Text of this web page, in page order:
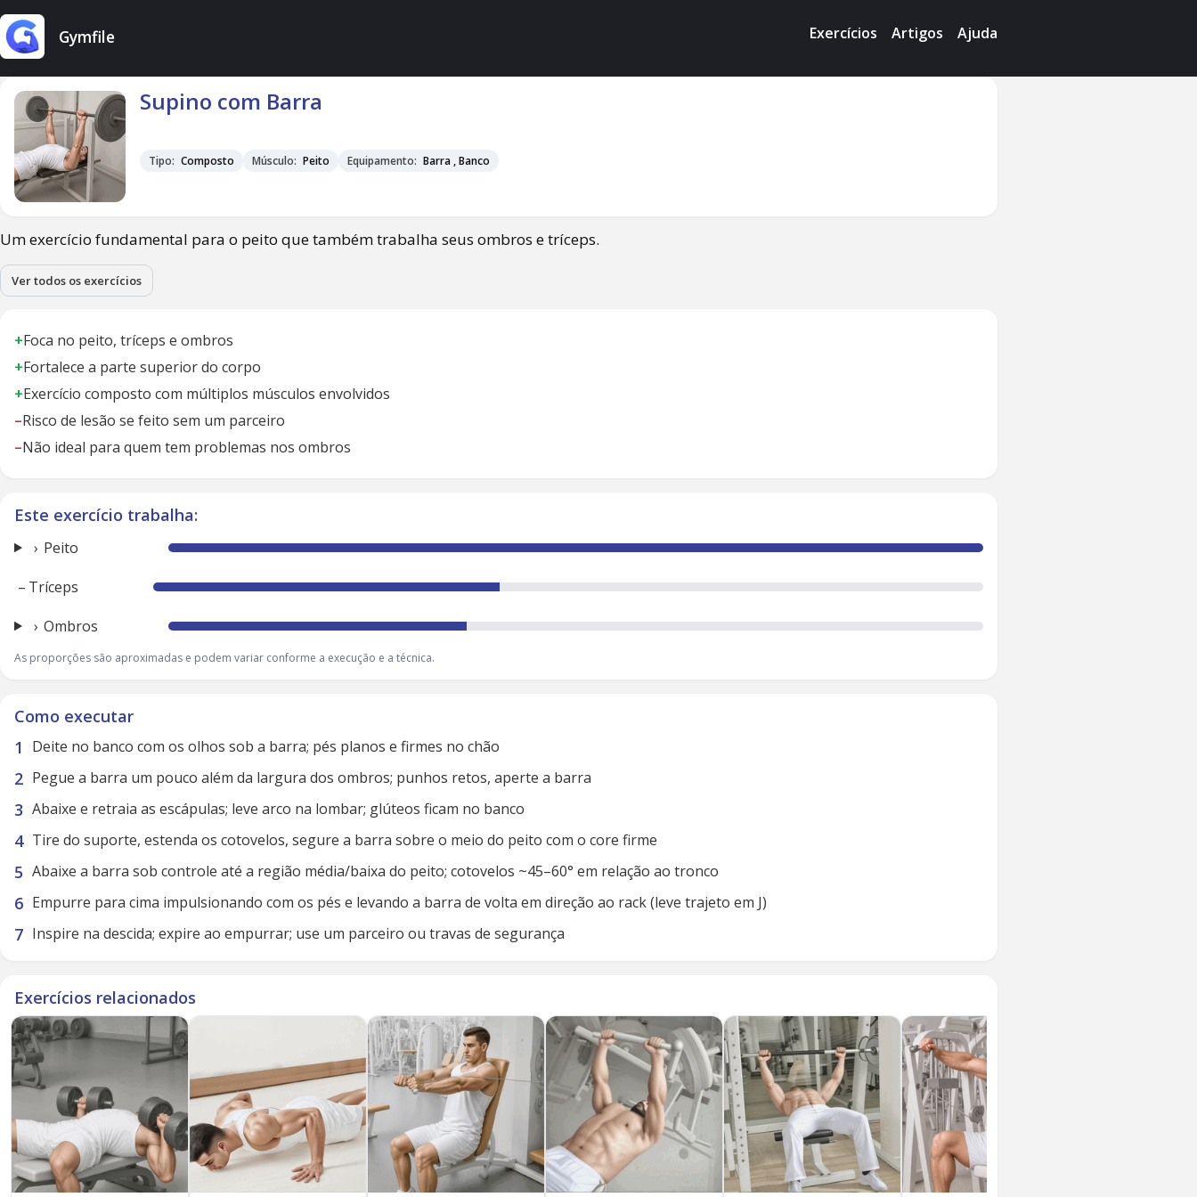
Gymfile Exercícios Artigos Ajuda
Supino com Barra
Tipo: Composto Músculo: Peito Equipamento: Barra , Banco
Um exercício fundamental para o peito que também trabalha seus ombros e tríceps.
Ver todos os exercícios
+Foca no peito, tríceps e ombros
+Fortalece a parte superior do corpo
+Exercício composto com múltiplos músculos envolvidos
–Risco de lesão se feito sem um parceiro
–Não ideal para quem tem problemas nos ombros
Este exercício trabalha:
Peito
– Tríceps
Ombros
As proporções são aproximadas e podem variar conforme a execução e a técnica.
Como executar
Deite no banco com os olhos sob a barra; pés planos e firmes no chão
Pegue a barra um pouco além da largura dos ombros; punhos retos, aperte a barra
Abaixe e retraia as escápulas; leve arco na lombar; glúteos ficam no banco
Tire do suporte, estenda os cotovelos, segure a barra sobre o meio do peito com o core firme
Abaixe a barra sob controle até a região média/baixa do peito; cotovelos ~45–60° em relação ao tronco
Empurre para cima impulsionando com os pés e levando a barra de volta em direção ao rack (leve trajeto em J)
Inspire na descida; expire ao empurrar; use um parceiro ou travas de segurança
Exercícios relacionados